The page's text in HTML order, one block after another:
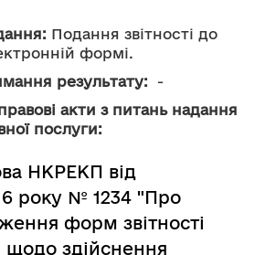
Подання звітності до
формі.
результату:
  -
акти з питань надання
послуги:
НКРЕКП від
року № 1234 "Про
форм звітності
здійснення